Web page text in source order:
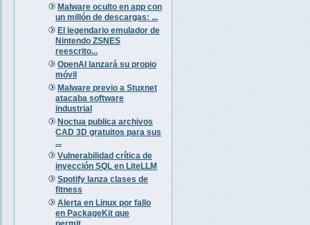
Malware oculto en app con
un millón de descargas: ...
El legendario emulador de
Nintendo ZSNES
reescrito...
OpenAI lanzará su propio
móvil
Malware previo a Stuxnet
atacaba software
industrial
Noctua publica archivos
CAD 3D gratuitos para sus
...
Vulnerabilidad crítica de
inyección SQL en LiteLLM
Spotify lanza clases de
fitness
Alerta en Linux por fallo
en PackageKit que